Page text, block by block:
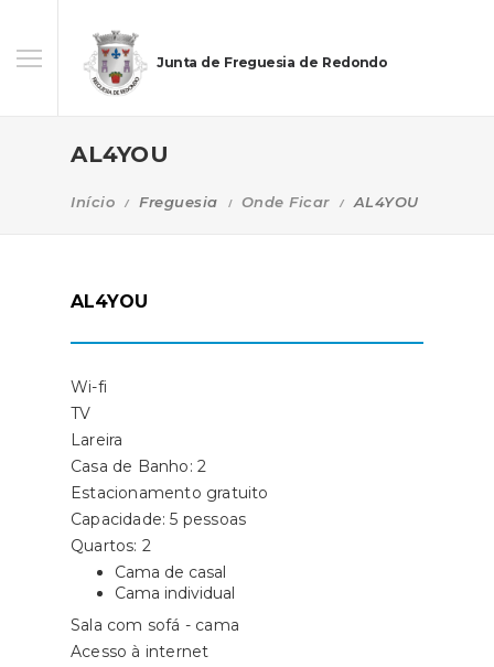
Junta de Freguesia de Redondo
AL4YOU
Início Freguesia Onde Ficar AL4YOU
AL4YOU
Wi-fi
TV
Lareira
Casa de Banho: 2
Estacionamento gratuito
Capacidade: 5 pessoas
Quartos: 2
Cama de casal
Cama individual
Sala com sofá - cama
Acesso à internet